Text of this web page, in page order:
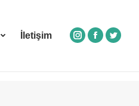
İletişim
Instagram
Facebook